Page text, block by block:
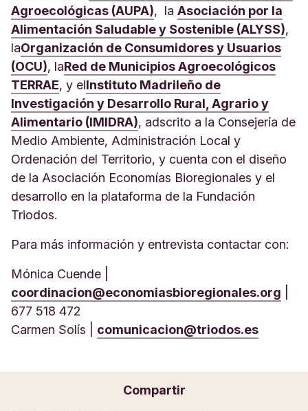
Agroecológicas (AUPA), la Asociación por la
Alimentación Saludable y Sostenible (ALYSS),
laOrganización de Consumidores y Usuarios
(OCU), laRed de Municipios Agroecológicos
TERRAE, y elInstituto Madrileño de
Investigación y Desarrollo Rural, Agrario y
Alimentario (IMIDRA), adscrito a la Consejería de
Medio Ambiente, Administración Local y
Ordenación del Territorio, y cuenta con el diseño
de la Asociación Economías Bioregionales y el
desarrollo en la plataforma de la Fundación
Triodos.
Para más información y entrevista contactar con:
Mónica Cuende |
coordinacion@economiasbioregionales.org
677 518 472
Carmen Solís | comunicacion@triodos.es
Compartir